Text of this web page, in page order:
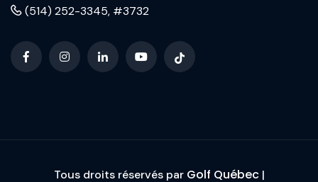
(514) 252-3345, #3732
Tous droits réservés par Golf Québec|